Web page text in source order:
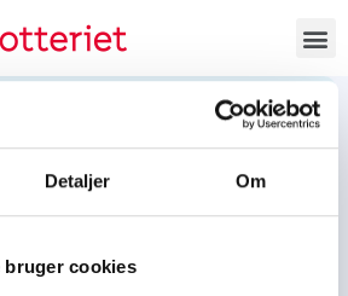
Detaljer Om
bruger cookies
penge og støt
Tjen penge til: